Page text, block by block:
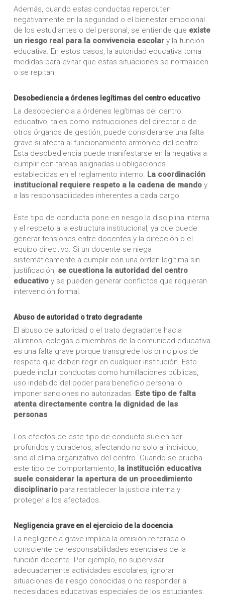
Además, cuando estas conductas repercuten
negativamente en la seguridad o el bienestar emocional
de los estudiantes o del personal, se entiende que existe
un riesgo real para la convivencia escolary la función
educativa. En estos casos, la autoridad educativa toma
medidas para evitar que estas situaciones se normalicen
o se repitan.
Desobediencia a órdenes legítimas del centro educativo
La desobediencia a órdenes legítimas del centro
educativo, tales como instrucciones del director o de
otros órganos de gestión, puede considerarse una falta
grave si afecta al funcionamiento armónico del centro.
Esta desobediencia puede manifestarse en la negativa a
cumplir con tareas asignadas u obligaciones
establecidas en el reglamento interno. La coordinación
institucional requiere respeto a la cadena de mandoy
a las responsabilidades inherentes a cada cargo.
Este tipo de conducta pone en riesgo la disciplina interna
y el respeto a la estructura institucional, ya que puede
generar tensiones entre docentes y la dirección o el
equipo directivo. Si un docente se niega
sistemáticamente a cumplir con una orden legítima sin
justificación, se cuestiona la autoridad del centro
educativoy se pueden generar conflictos que requieran
intervención formal.
Abuso de autoridad o trato degradante
El abuso de autoridad o el trato degradante hacia
alumnos, colegas o miembros de la comunidad educativa
es una falta grave porque transgrede los principios de
respeto que deben regir en cualquier institución. Esto
puede incluir conductas como humillaciones públicas,
uso indebido del poder para beneficio personal o
imponer sanciones no autorizadas. Este tipo de falta
atenta directamente contra la dignidad de las
personas.
Los efectos de este tipo de conducta suelen ser
profundos y duraderos, afectando no solo al individuo,
sino al clima organizativo del centro. Cuando se prueba
este tipo de comportamiento, la institución educativa
suele considerar la apertura de un procedimiento
disciplinariopara restablecer la justicia interna y
proteger a los afectados.
Negligencia grave en el ejercicio de la docencia
La negligencia grave implica la omisión reiterada o
consciente de responsabilidades esenciales de la
función docente. Por ejemplo, no supervisar
adecuadamente actividades escolares, ignorar
situaciones de riesgo conocidas o no responder a
necesidades educativas especiales de los estudiantes.